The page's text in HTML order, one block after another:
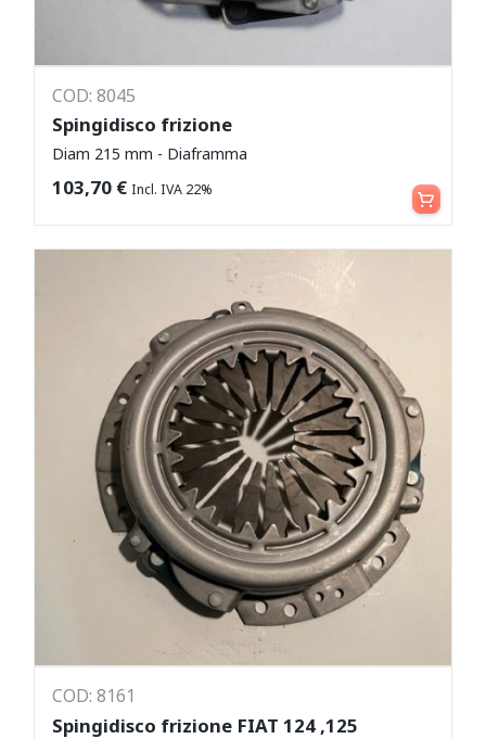
COD: 8045
Spingidisco frizione
Diam 215 mm - Diaframma
103,70 € Incl. IVA 22% Aggiungi al carrello
COD: 8161
Spingidisco frizione FIAT 124 ,125